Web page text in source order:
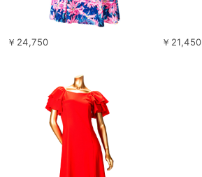
￥24,750 ￥21,450